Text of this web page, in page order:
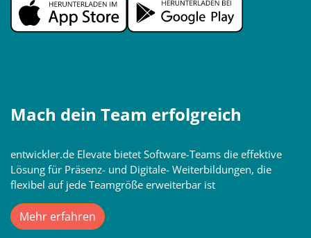
Mach dein Team erfolgreich
entwickler.de Elevate bietet Software-Teams die effektive
Lösung für Präsenz- und Digitale- Weiterbildungen, die
flexibel auf jede Teamgröße erweiterbar ist
Mehr erfahren